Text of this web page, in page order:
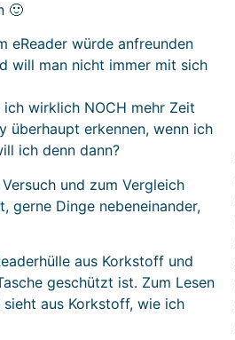
🙂
eReader würde anfreunden
will man nicht immer mit sich
wirklich NOCH mehr Zeit
überhaupt erkennen, wenn ich
ich denn dann?
und zum Vergleich
gerne Dinge nebeneinander,
aus Korkstoff und
geschützt ist. Zum Lesen
aus Korkstoff, wie ich